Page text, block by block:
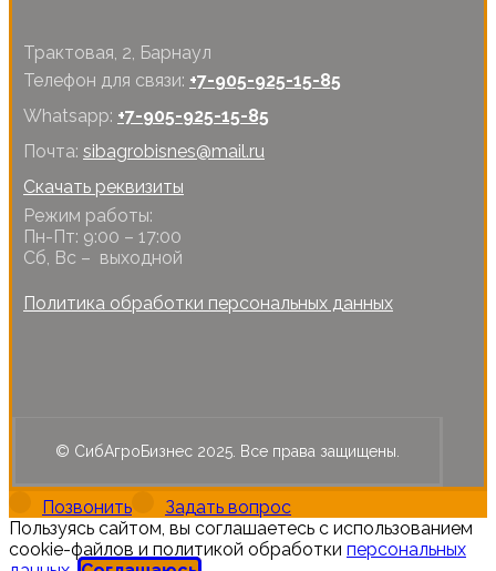
Трактовая, 2, Барнаул
Телефон для связи: +7-905-925-15-85
Whatsapp: +7-905-925-15-85
Почта: sibagrobisnes@mail.ru
Скачать реквизиты
Режим работы:
Пн-Пт: 9:00 – 17:00
Сб, Вс – выходной
Политика обработки персональных данных
© СибАгроБизнес 2025. Все права защищены.
Позвонить
Задать вопрос
Пользуясь сайтом, вы соглашаетесь с использованием
cookie-файлов и политикой обработки персональных